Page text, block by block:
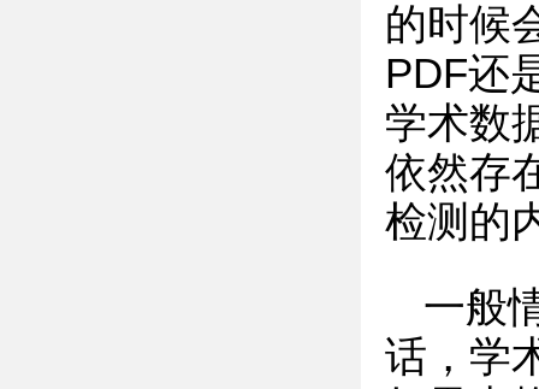
的时候
PDF还
学术数
依然存
检测的
一般
话，学